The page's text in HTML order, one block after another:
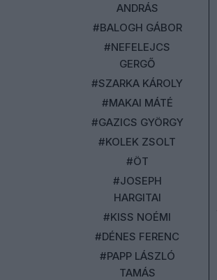
ANDRÁS
#BALOGH GÁBOR
#NEFELEJCS
GERGŐ
#SZARKA KÁROLY
#MAKAI MÁTÉ
#GAZICS GYÖRGY
#KOLEK ZSOLT
#ÖT
#JOSEPH
HARGITAI
#KISS NOÉMI
#DÉNES FERENC
#PAPP LÁSZLÓ
TAMÁS